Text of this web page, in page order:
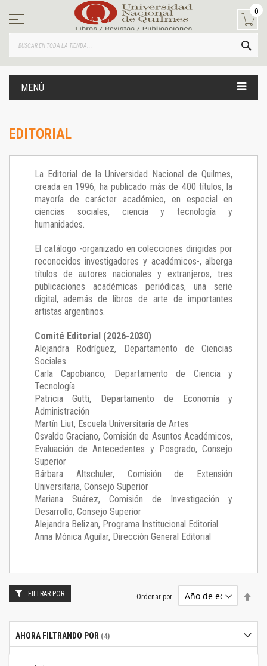
contenido
0
MENÚ
EDITORIAL
La Editorial de la Universidad Nacional de Quilmes,
creada en 1996, ha publicado más de 400 títulos, la
mayoría de carácter académico, en especial en
ciencias sociales, ciencia y tecnología y
humanidades.
El catálogo -organizado en colecciones dirigidas por
reconocidos investigadores y académicos-, alberga
títulos de autores nacionales y extranjeros, tres
publicaciones académicas periódicas, una serie
digital, además de libros de arte de importantes
artistas argentinos.
Comité Editorial (2026-2030)
Alejandra Rodríguez, Departamento de Ciencias
Sociales
Carla Capobianco, Departamento de Ciencia y
Tecnología
Patricia Gutti, Departamento de Economía y
Administración
Martín Liut, Escuela Universitaria de Artes
Osvaldo Graciano, Comisión de Asuntos Académicos,
Evaluación de Antecedentes y Posgrado, Consejo
Superior
Bárbara Altschuler, Comisión de Extensión
Universitaria, Consejo Superior
Mariana Suárez, Comisión de Investigación y
Desarrollo, Consejo Superior
Alejandra Belizan, Programa Institucional Editorial
Anna Mónica Aguilar, Dirección General Editorial
Ordenar por
FILTRAR POR
AHORA FILTRANDO POR